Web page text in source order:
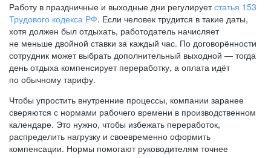
Работу в праздничные и выходные дни регулируетстатья 153
Трудового кодекса РФ. Если человек трудится в такие даты,
хотя должен был отдыхать, работодатель начисляет
не меньше двойной ставки за каждый час. По договорённости
сотрудник может выбрать дополнительный выходной — тогда
день отдыха компенсирует переработку, а оплата идёт
по обычному тарифу.
Чтобы упростить внутренние процессы, компании заранее
сверяются с нормами рабочего времени в производственном
календаре. Это нужно, чтобы избежать переработок,
распределить нагрузку и своевременно оформить
компенсации. Нормы помогают руководителям точнее